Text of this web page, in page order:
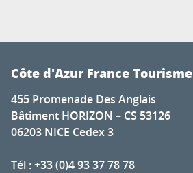
Côte d'Azur France Tourisme
455 Promenade Des Anglais
Bâtiment HORIZON – CS 53126
06203 NICE Cedex 3
Tél : +33 (0)4 93 37 78 78